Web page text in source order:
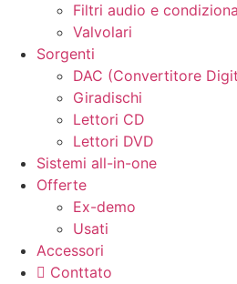
Filtri audio e
Valvolari
Sorgenti
DAC (Convertitore
Giradischi
Lettori CD
Lettori DVD
Sistemi all-in-one
Offerte
Ex-demo
Usati
Accessori
Conttato